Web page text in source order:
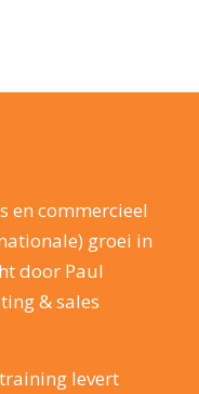
en commercieel
groei in
door Paul
& sales
levert